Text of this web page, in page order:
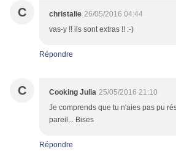
C christalie 26/05/2016 04:44
vas-y !! ils sont extras !! :-)
Répondre
C Cooking Julia 25/05/2016 21:10
Je comprends que tu n'aies pas pu
pareil... Bises
Répondre